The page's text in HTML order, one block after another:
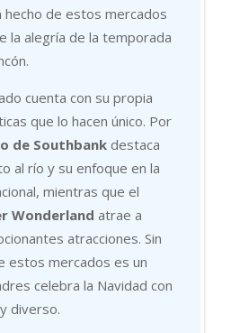
hecho de estos mercados
la alegría de la temporada
cuenta con su propia
que lo hacen único. Por
de Southbankdestaca
al río y su enfoque en la
mientras que el
Wonderland atrae a
atracciones. Sin
estos mercados es un
celebra la Navidad con
diverso.